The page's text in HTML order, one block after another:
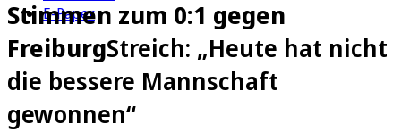
E-Paper
Stimmen zum 0:1 gegen
FreiburgStreich: „Heute hat nicht
die bessere Mannschaft
gewonnen“